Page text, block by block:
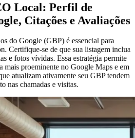
Local: Perfil de
Citações e Avaliações
do Google (GBP) é essencial para
Certifique-se de que sua listagem inclua
e fotos vívidas. Essa estratégia permite
mais proeminente no Google Maps e em
atualizam ativamente seu GBP tendem
nas chamadas e visitas.